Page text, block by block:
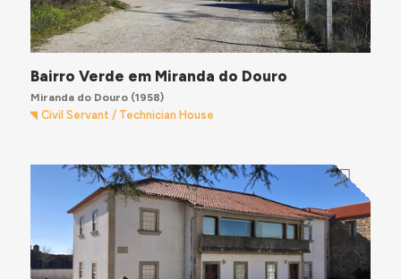
Bairro Verde em Miranda do Douro
Miranda do Douro(1958)
Civil Servant / Technician House